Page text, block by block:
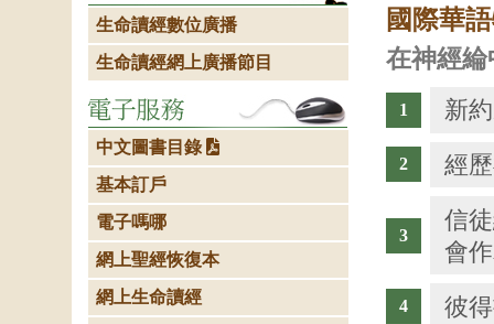
國際華
在神經
新
經
信
會
彼
生命讀經數位廣播
生命讀經網上廣播節目
中文圖書目錄
基本訂戶
電子嗎哪
網上聖經恢復本
網上生命讀經